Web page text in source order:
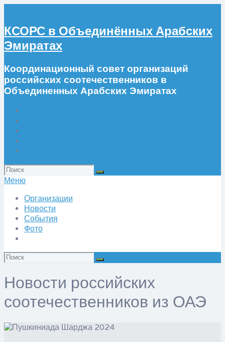
КСОРС в Объединённых Арабских
Эмиратах
Координационный совет организаций
российских соотечественников в
Объединенных Арабских Эмиратах
Искать:
Меню
Организации
Новости
События
Фото
Искать:
Новости российских
соотечественников из ОАЭ